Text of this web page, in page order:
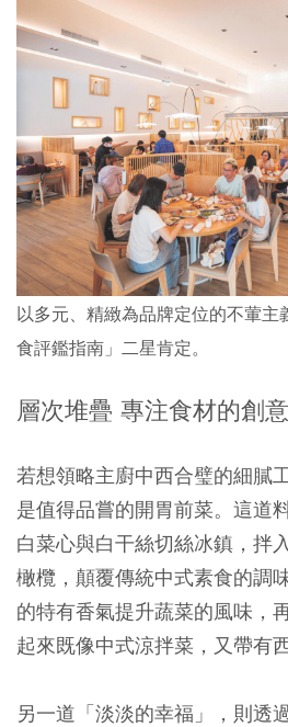
以多元、精緻為品牌定位的不葷主
食評鑑指南」二星肯定。
層次堆疊 專注食材的創
若想領略主廚中西合璧的細膩
是值得品嘗的開胃前菜。這道
白菜心與白干絲切絲冰鎮，拌
橄欖，顛覆傳統中式素食的調
的特有香氣提升蔬菜的風味，
起來既像中式涼拌菜，又帶有
另一道「淡淡的幸福」，則透